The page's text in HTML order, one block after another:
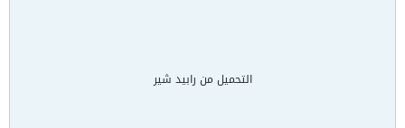
التحميل من رابيد شير